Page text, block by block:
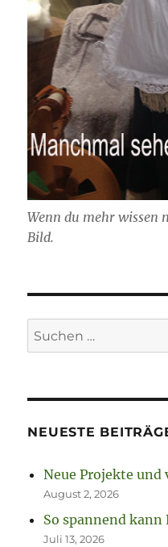
Wenn du mehr wissen
Bild.
Suchen
nach:
NEUESTE
Neue Projekte und
August 2, 2026
So spannend kann
Juli 13, 2026